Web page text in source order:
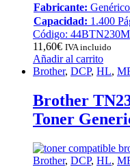
Fabricante: Genérico
Capacidad: 1.400
Código: 44BTN230M
11,60€ IVA incluido
Añadir al carrito
Brother, DCP, HL,
Brother
Toner
Brother, DCP, HL,